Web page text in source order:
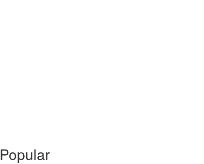
Popular